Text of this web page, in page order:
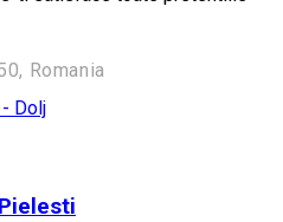
Romania
Dolj